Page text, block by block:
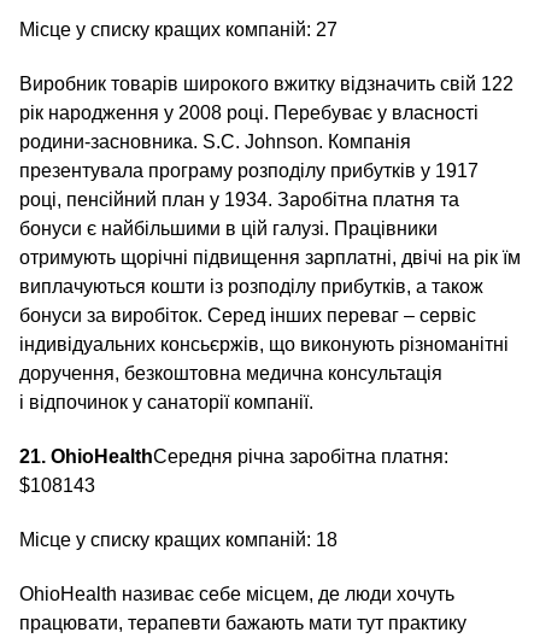
Місце у списку кращих компаній: 27
Виробник товарів широкого вжитку відзначить свій 122
рік народження у 2008 році. Перебуває у власності
родини-засновника. S.C. Johnson. Компанія
презентувала програму розподілу прибутків у 1917
році, пенсійний план у 1934. Заробітна платня та
бонуси є найбільшими в цій галузі. Працівники
отримують щорічні підвищення зарплатні, двічі на рік їм
виплачуються кошти із розподілу прибутків, а також
бонуси за виробіток. Серед інших переваг – сервіс
індивідуальних консьєржів, що виконують різноманітні
доручення, безкоштовна медична консультація
і відпочинок у санаторії компанії.
21. OhioHealthСередня річна заробітна платня:
$108143
Місце у списку кращих компаній: 18
OhioHealth називає себе місцем, де люди хочуть
працювати, терапевти бажають мати тут практику